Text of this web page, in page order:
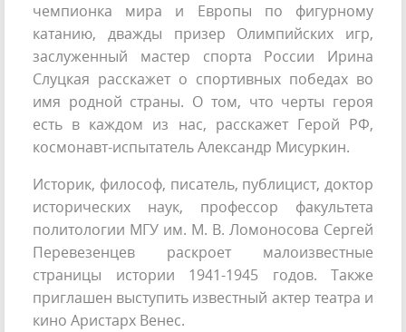
чемпионка мира и Европы по фигурному
катанию, дважды призер Олимпийских игр,
заслуженный мастер спорта России Ирина
Слуцкая расскажет о спортивных победах во
имя родной страны. О том, что черты героя
есть в каждом из нас, расскажет Герой РФ,
космонавт-испытатель Александр Мисуркин.
Историк, философ, писатель, публицист, доктор
исторических наук, профессор факультета
политологии МГУ им. М. В. Ломоносова Сергей
Перевезенцев раскроет малоизвестные
страницы истории 1941-1945 годов. Также
приглашен выступить известный актер театра и
кино Аристарх Венес.